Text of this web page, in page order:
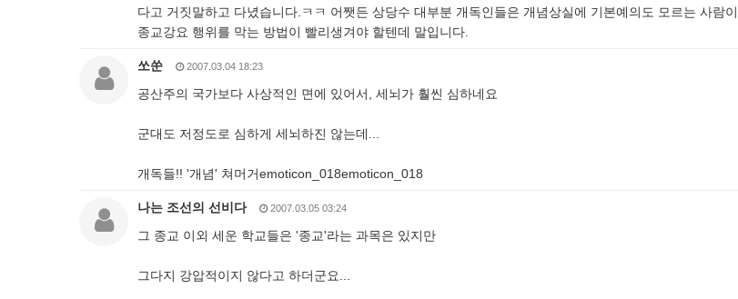
다고 거짓말하고 다녔습니다.ㅋㅋ 어쨋든 상당수 대부분 개독인들은 개념상실에 기본예의도 모르는 사람
종교강요 행위를 막는 방법이 빨리생겨야 할텐데 말입니다.
쏘쑨 2007.03.04 18:23
공산주의 국가보다 사상적인 면에 있어서, 세뇌가 훨씬 심하네요
군대도 저정도로 심하게 세뇌하진 않는데...
개독들!! '개념' 쳐머거emoticon_018emoticon_018
나는 조선의 선비다 2007.03.05 03:24
그 종교 이외 세운 학교들은 '종교'라는 과목은 있지만
그다지 강압적이지 않다고 하더군요...